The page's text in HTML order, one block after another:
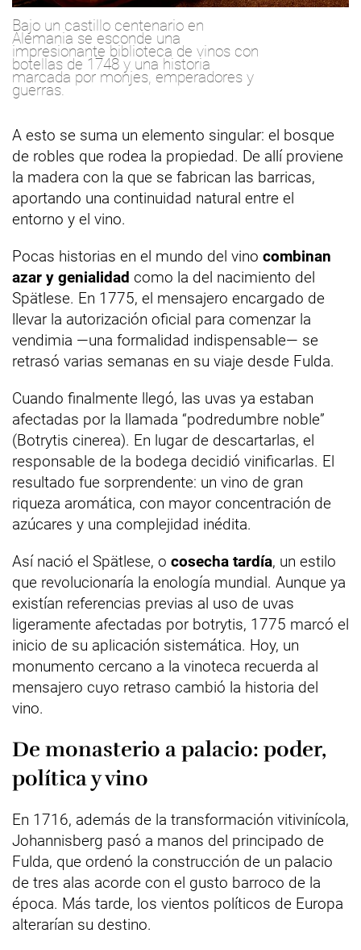
Bajo un castillo centenario en
Alemania se esconde una
impresionante biblioteca de vinos con
botellas de 1748 y una historia
marcada por monjes, emperadores y
guerras.
A esto se suma un elemento singular: el bosque
de robles que rodea la propiedad. De allí proviene
la madera con la que se fabrican las barricas,
aportando una continuidad natural entre el
entorno y el vino.
Pocas historias en el mundo del vino combinan
azar y genialidad como la del nacimiento del
Spätlese. En 1775, el mensajero encargado de
llevar la autorización oficial para comenzar la
vendimia —una formalidad indispensable— se
retrasó varias semanas en su viaje desde Fulda.
Cuando finalmente llegó, las uvas ya estaban
afectadas por la llamada “podredumbre noble”
(Botrytis cinerea). En lugar de descartarlas, el
responsable de la bodega decidió vinificarlas. El
resultado fue sorprendente: un vino de gran
riqueza aromática, con mayor concentración de
azúcares y una complejidad inédita.
Así nació el Spätlese, o cosecha tardía, un estilo
que revolucionaría la enología mundial. Aunque ya
existían referencias previas al uso de uvas
ligeramente afectadas por botrytis, 1775 marcó el
inicio de su aplicación sistemática. Hoy, un
monumento cercano a la vinoteca recuerda al
mensajero cuyo retraso cambió la historia del
vino.
De monasterio a palacio: poder,
política y vino
En 1716, además de la transformación vitivinícola,
Johannisberg pasó a manos del principado de
Fulda, que ordenó la construcción de un palacio
de tres alas acorde con el gusto barroco de la
época. Más tarde, los vientos políticos de Europa
alterarían su destino.